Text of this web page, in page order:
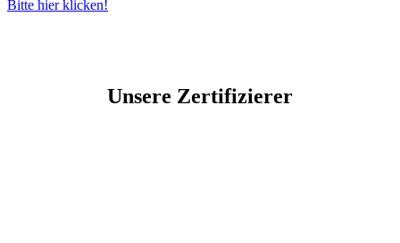
Bitte hier klicken!
Unsere Zertifizierer